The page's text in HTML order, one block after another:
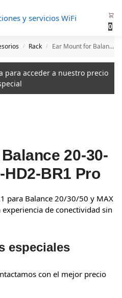
0
/ Rack / Ear Mount for Balance 20-30-50 & MAX 700-HD2-BR1 Pro
para acceder a nuestro precio
20-30-
HD2-BR1 Pro
para Balance 20/30/50 y MAX
de conectividad sin
especiales
con el mejor precio